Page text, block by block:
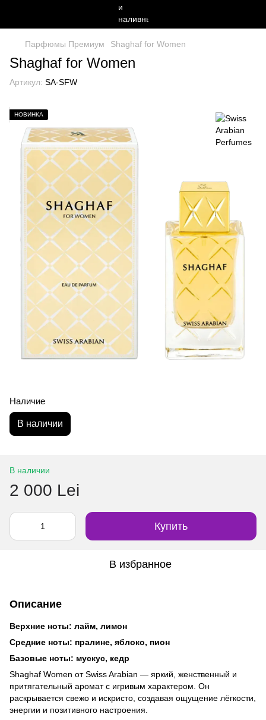
Парфюмы Премиум Shaghaf for Women
Shaghaf for Women
Артикул: SA-SFW
НОВИНКА
Наличие
В наличии
В наличии
2 000 Lei
Купить
В избранное
Описание
Верхние ноты: лайм, лимон
Средние ноты: пралине, яблоко, пион
Базовые ноты: мускус, кедр
Shaghaf Women от Swiss Arabian — яркий, женственный и
притягательный аромат с игривым характером. Он
раскрывается свежо и искристо, создавая ощущение лёгкости,
энергии и позитивного настроения.